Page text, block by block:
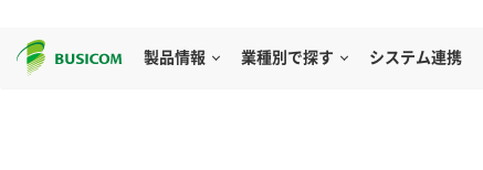
製品情報 業種別で探す システム連携